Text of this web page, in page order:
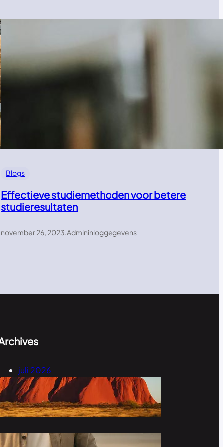
Blogs
Effectieve studiemethoden voor betere
studieresultaten
november 26, 2023.Admininloggegevens
juli 2026
mei 2026
november 2023
oktober 2023